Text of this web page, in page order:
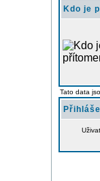
Kdo je
Tato data